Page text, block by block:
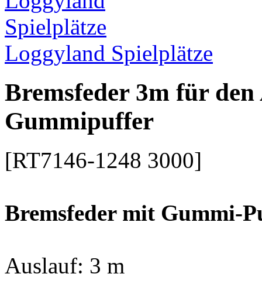
Loggyland Spielplätze
Bremsfeder 3m für
Gummipuffer
[RT7146-1248 3000]
Bremsfeder mit Gummi-
Auslauf: 3 m